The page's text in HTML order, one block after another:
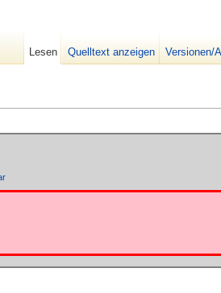
Lesen Quelltext anzeigen Versionen/